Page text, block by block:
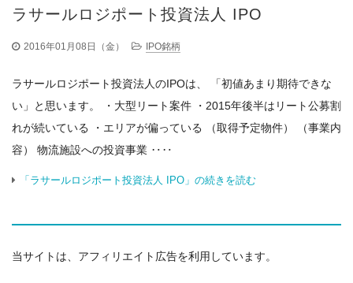
ラサールロジポート投資法人 IPO
2016年01月08日（金） IPO銘柄
ラサールロジポート投資法人のIPOは、 「初値あまり期待できな
い」と思います。 ・大型リート案件 ・2015年後半はリート公募割
れが続いている ・エリアが偏っている （取得予定物件） （事業内
容） 物流施設への投資事業 ‥‥
「ラサールロジポート投資法人 IPO」の続きを読む
当サイトは、アフィリエイト広告を利用しています。